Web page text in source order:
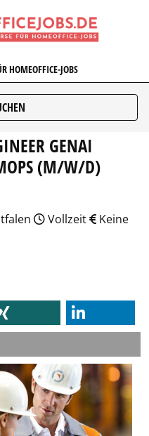
HOMEOFFICE-JOBS
GENAI
(M/W/D)
Vollzeit
Keine